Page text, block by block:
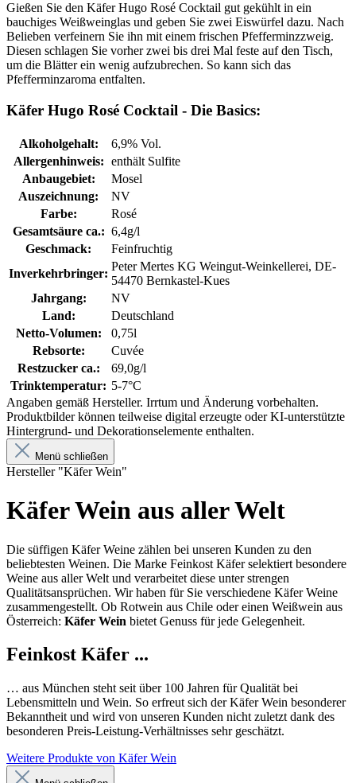
Gießen Sie den Käfer Hugo Rosé Cocktail gut gekühlt in ein
bauchiges Weißweinglas und geben Sie zwei Eiswürfel dazu. Nach
Belieben verfeinern Sie ihn mit einem frischen Pfefferminzzweig.
Diesen schlagen Sie vorher zwei bis drei Mal feste auf den Tisch,
um die Blätter ein wenig aufzubrechen. So kann sich das
Pfefferminzaroma entfalten.
Käfer Hugo Rosé Cocktail - Die Basics:
Alkoholgehalt:
6,9% Vol.
Allergenhinweis: enthält Sulfite
Anbaugebiet:
Mosel
Auszeichnung:
NV
Farbe:
Rosé
Gesamtsäure ca.: 6,4g/l
Geschmack:
Feinfruchtig
Inverkehrbringer:
Peter Mertes KG Weingut-Weinkellerei, DE-
54470 Bernkastel-Kues
Jahrgang:
NV
Land:
Deutschland
Netto-Volumen:
0,75l
Rebsorte:
Cuvée
Restzucker ca.:
69,0g/l
Trinktemperatur: 5-7°C
Angaben gemäß Hersteller. Irrtum und Änderung vorbehalten.
Produktbilder können teilweise digital erzeugte oder KI-unterstützte
Hintergrund- und Dekorationselemente enthalten.
Menü schließen
Hersteller "Käfer Wein"
Käfer Wein aus aller Welt
Die süffigen Käfer Weine zählen bei unseren Kunden zu den
beliebtesten Weinen. Die Marke Feinkost Käfer selektiert besondere
Weine aus aller Welt und verarbeitet diese unter strengen
Qualitätsansprüchen. Wir haben für Sie verschiedene Käfer Weine
zusammengestellt. Ob Rotwein aus Chile oder einen Weißwein aus
Österreich: Käfer Wein bietet Genuss für jede Gelegenheit.
Feinkost Käfer ...
… aus München steht seit über 100 Jahren für Qualität bei
Lebensmitteln und Wein. So erfreut sich der Käfer Wein besonderer
Bekanntheit und wird von unseren Kunden nicht zuletzt dank des
besonderen Preis-Leistung-Verhältnisses sehr geschätzt.
Weitere Produkte von Käfer Wein